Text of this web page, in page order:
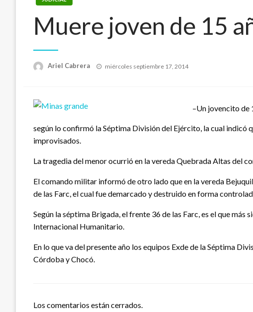
Muere joven de 15
Ariel Cabrera
Publicado
miércoles septiembre 17, 2014
–Un jovencito de
según lo confirmó la Séptima División del Ejército, la cual
improvisados.
La tragedia del menor ocurrió en la vereda Quebrada Altas del
El comando militar informó de otro lado que en la vereda
de las Farc, el cual fue demarcado y destruido en forma
Según la séptima Brigada, el frente 36 de las Farc, es el que
Internacional Humanitario.
En lo que va del presente año los equipos Exde de la Séptima
Córdoba y Chocó.
Los comentarios están cerrados.